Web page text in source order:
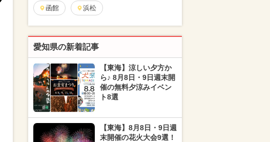
函館 浜松
愛知県の新着記事
【東海】涼しい夕方か
ら♪ 8月8日・9日週末開
催の無料夕涼みイベン
ト8選
【東海】8月8日・9日週
末開催の花火大会9選！